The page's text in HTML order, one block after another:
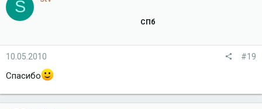
S
СПб
10.05.2010 #19
Спасибо